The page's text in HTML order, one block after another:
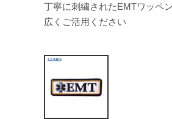
丁寧に刺繍されたEMTワッペ
広くご活用ください